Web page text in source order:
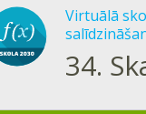
Virtuālā
34.